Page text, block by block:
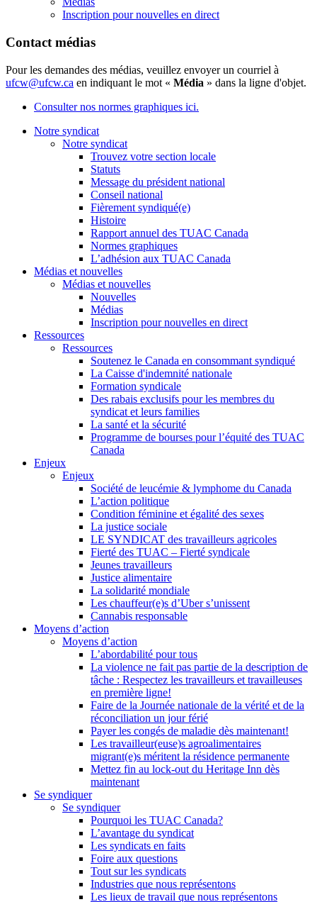
Inscription pour nouvelles en direct
Contact médias
Pour les demandes des médias, veuillez envoyer un courriel à
ufcw@ufcw.ca en indiquant le mot « Média » dans la ligne d'objet.
Consulter nos normes graphiques ici.
Notre syndicat
Notre syndicat
Trouvez votre section locale
Statuts
Message du président national
Conseil national
Fièrement syndiqué(e)
Histoire
Rapport annuel des TUAC Canada
Normes graphiques
L’adhésion aux TUAC Canada
Médias et nouvelles
Médias et nouvelles
Nouvelles
Médias
Inscription pour nouvelles en direct
Ressources
Ressources
Soutenez le Canada en consommant syndiqué
La Caisse d'indemnité nationale
Formation syndicale
Des rabais exclusifs pour les membres du
syndicat et leurs families
La santé et la sécurité
Programme de bourses pour l’équité des TUAC
Canada
Enjeux
Enjeux
Société de leucémie & lymphome du Canada
L’action politique
Condition féminine et égalité des sexes
La justice sociale
LE SYNDICAT des travailleurs agricoles
Fierté des TUAC – Fierté syndicale
Jeunes travailleurs
Justice alimentaire
La solidarité mondiale
Les chauffeur(e)s d’Uber s’unissent
Cannabis responsable
Moyens d’action
Moyens d’action
L’abordabilité pour tous
La violence ne fait pas partie de la description de
tâche : Respectez les travailleurs et travailleuses
en première ligne!
Faire de la Journée nationale de la vérité et de la
réconciliation un jour férié
Payer les congés de maladie dès maintenant!
Les travailleur(euse)s agroalimentaires
migrant(e)s méritent la résidence permanente
Mettez fin au lock-out du Heritage Inn dès
maintenant
Se syndiquer
Se syndiquer
Pourquoi les TUAC Canada?
L’avantage du syndicat
Les syndicats en faits
Foire aux questions
Tout sur les syndicats
Industries que nous représentons
Les lieux de travail que nous représentons